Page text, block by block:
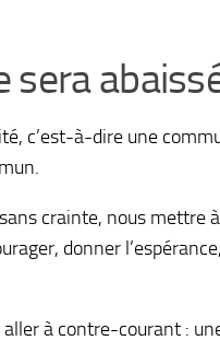
c’est-à-dire une
crainte, nous
donner
à contre-courant :